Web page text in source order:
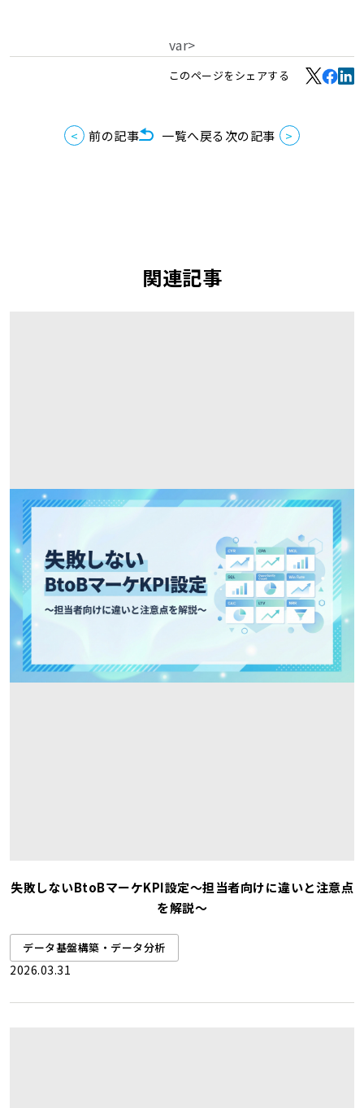
var>
このページをシェアする
前の記事 一覧へ戻る次の記事
関連記事
失敗しないBtoBマーケKPI設定～担当者向けに違いと注意点
を解説～
データ基盤構築・データ分析
2026.03.31